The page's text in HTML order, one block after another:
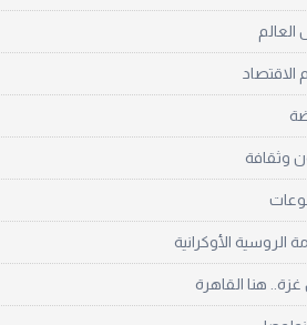
العالم
الاقتصاد
وثقافة
الروسية الأوكرانية
هنا القاهرة